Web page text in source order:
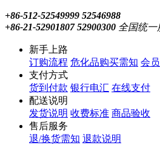
+86-512-52549999 52546988
+86-21-52901807 52900300 全国统
新手上路
订购流程 危化品购买需知 会
支付方式
货到付款 银行电汇 在线支付
配送说明
发货说明 收费标准 商品验收
售后服务
退/换货需知 退款说明